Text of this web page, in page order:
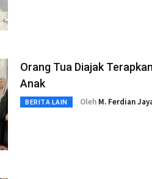
Orang Tua Diajak
Anak
BERITA LAIN Oleh M. Ferdian